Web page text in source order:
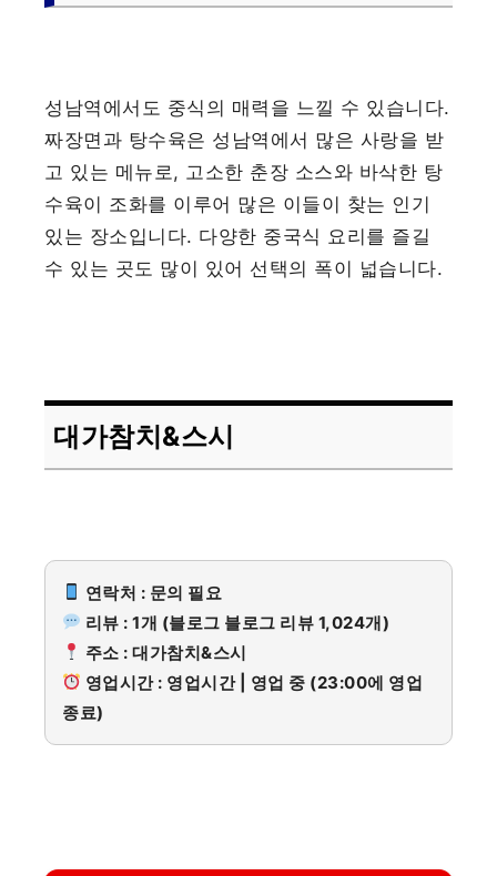
성남역에서도 중식의 매력을 느낄 수 있습니다.
짜장면과 탕수육은 성남역에서 많은 사랑을 받
고 있는 메뉴로, 고소한 춘장 소스와 바삭한 탕
수육이 조화를 이루어 많은 이들이 찾는 인기
있는 장소입니다. 다양한 중국식 요리를 즐길
수 있는 곳도 많이 있어 선택의 폭이 넓습니다.
대가참치&스시
연락처 : 문의 필요
리뷰 : 1개 (블로그 블로그 리뷰 1,024개)
주소 : 대가참치&스시
영업시간 : 영업시간 | 영업 중 (23:00에 영업
종료)